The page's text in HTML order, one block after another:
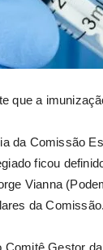
que a
da Comissão
ficou
Vianna
da Comissão.